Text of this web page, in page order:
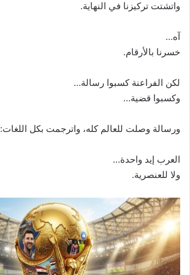
واتشتت تركيزنا في النهاية.
آه…
خسرنا بالأرقام.
لكن الفراعنة كسبوا رسالة…
وكسبوا قضية…
ورسالة وصلت للعالم كله، واترجمت بكل اللغات:
العرب إيد واحدة…
ولا للعنصرية.